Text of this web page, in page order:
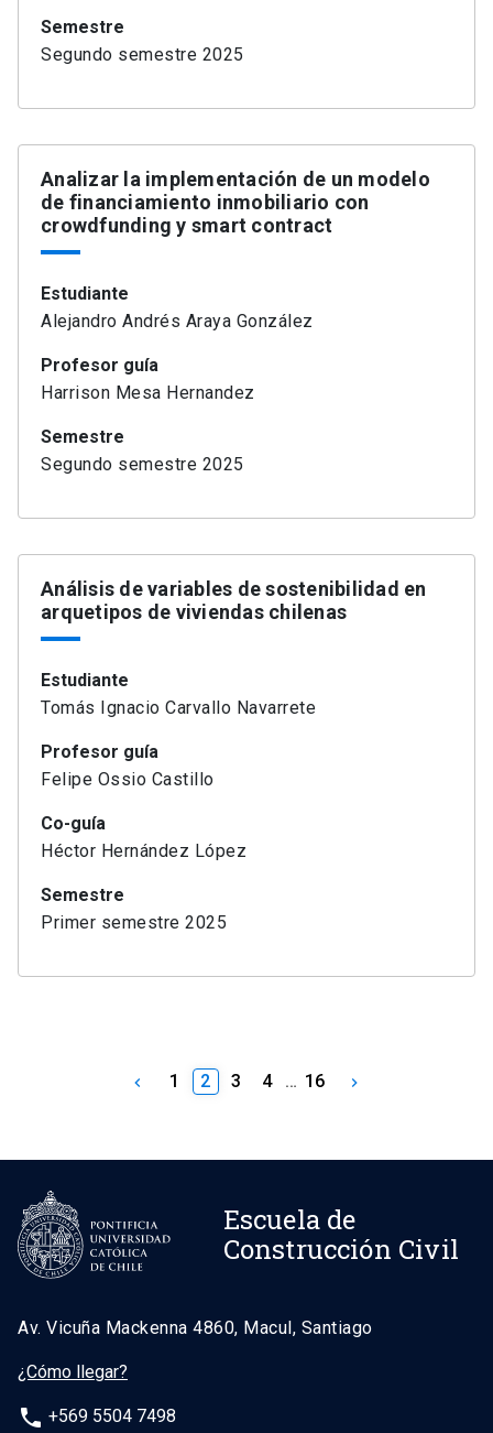
Semestre
Segundo semestre 2025
Analizar la implementación de un modelo
de financiamiento inmobiliario con
crowdfunding y smart contract
Estudiante
Alejandro Andrés Araya González
Profesor guía
Harrison Mesa Hernandez
Semestre
Segundo semestre 2025
Análisis de variables de sostenibilidad en
arquetipos de viviendas chilenas
Estudiante
Tomás Ignacio Carvallo Navarrete
Profesor guía
Felipe Ossio Castillo
Co-guía
Héctor Hernández López
Semestre
Primer semestre 2025
keyboard_arrow_left 1 2 3 4 … 16 keyboard_arrow_right
Escuela de
Construcción Civil
Av. Vicuña Mackenna 4860, Macul, Santiago
¿Cómo llegar?
phone +569 5504 7498